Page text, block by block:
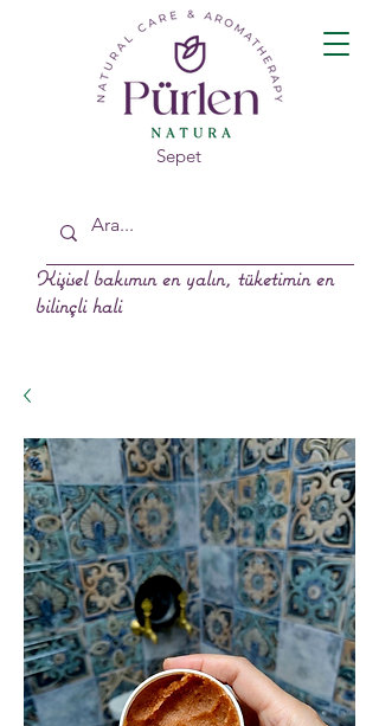
Sepet
Kişisel bakımın en yalın, tüketimin en
bilinçli hali